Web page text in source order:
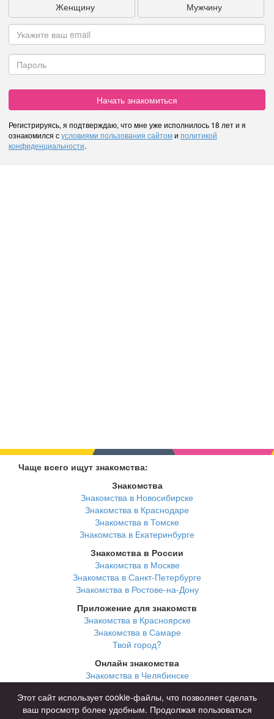
Женщину Мужчину
Начать знакомиться
Регистрируясь, я подтверждаю, что мне уже исполнилось 18 лет и я
ознакомился сусловиями пользования сайтоми политикой
конфиденциальности.
Чаще всего ищут знакомства:
Знакомства
Знакомства в Новосибирске
Знакомства в Краснодаре
Знакомства в Томске
Знакомства в Екатеринбурге
Знакомства в России
Знакомства в Москве
Знакомства в Санкт-Петербурге
Знакомства в Ростове-на-Дону
Приложение для знакомств
Знакомства в Красноярске
Знакомства в Самаре
Твой город?
Онлайн знакомства
Знакомства в Челябинске
Знакомства в Нижнем Новгороде
Этот сайт использует cookie-файлы, что позволяет сделать
ваш просмотр более удобным. Продолжая пользоваться